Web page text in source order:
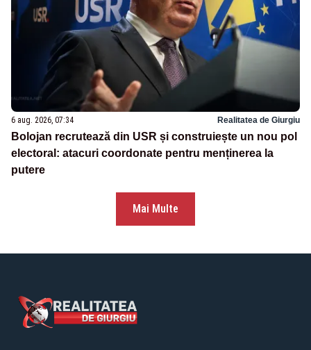
6 aug. 2026, 07:34 Realitatea de Giurgiu
Bolojan recrutează din USR și construiește un nou pol
electoral: atacuri coordonate pentru menținerea la
putere
Mai Multe